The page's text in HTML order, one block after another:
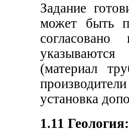
Задание
может быть
(материал
установка
1.11 Геология: